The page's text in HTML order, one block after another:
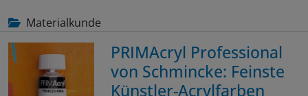
Materialkunde
PRIMAcryl Professional
von Schmincke: Feinste
Künstler-Acrylfarben